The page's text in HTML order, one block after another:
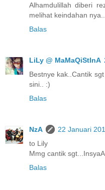
Alhamdulillah diberi
melihat keindahan nya....
Balas
LiLy @ MaMaQiStInA
Bestnye kak..Cantik
sini.. :)
Balas
NzA
22 Januari
to Lily
Mmg cantik
Balas